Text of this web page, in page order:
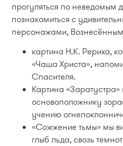
прогуляться по неведомым
познакомиться с
персонажами,
картина Н.К. Рериха,
«Чаша Христа»,
Спасителя.
Картина
основоположнику
учению
«Сожжение тьмы» мы
глыб льда, свозь